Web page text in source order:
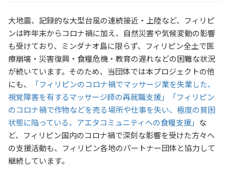
大地震、記録的な大型台風の連続接近・上陸など、フィリピ
ンは昨年末からコロナ禍に加え、自然災害や気候変動の影響
も受けており、ミンダナオ島に限らず、フィリピン全土で医
療崩壊・災害復興・食糧危機・教育の遅れなどの困難な状況
が続いています。そのため、当団体では本プロジェクトの他
にも、
「フィリピンのコロナ禍でマッサージ業を失業した、
視覚障害を有するマッサージ師の再就職支援」
「フィリピン
のコロナ禍で作物などを売る場所や仕事を失い、極度の貧困
状態に陥っている、アエタコミュニティへの食糧支援」 な
ど、フィリピン国内のコロナ禍で深刻な影響を受けた方々へ
の支援活動も、フィリピン各地のパートナー団体と協力して
継続しています。